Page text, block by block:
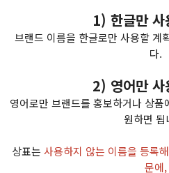
1) 한글만 사
브랜드 이름을 한글로만 사용할 계
다.
2) 영어만 사
영어로만 브랜드를 홍보하거나 상
원하면 됩
상표는 사용하지 않는 이름을 등록
문에,